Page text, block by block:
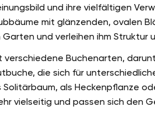
und ihre vielfältigen
mit glänzenden, ovalen
Garten und verleihen ihm Struktur
verschiedene Buchenarten,
die sich für
Solitärbaum, als Heckenpflanze
vielseitig und passen sich den